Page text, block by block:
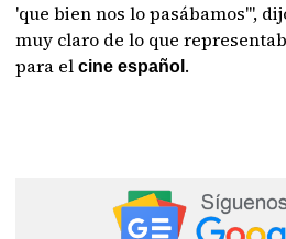
'que bien nos lo pasábamos'",
muy claro de lo que
para elcine español .